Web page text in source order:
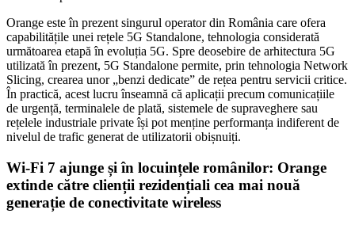
Orange este în prezent singurul operator din România care ofera
capabilitățile unei rețele 5G Standalone, tehnologia considerată
următoarea etapă în evoluția 5G. Spre deosebire de arhitectura 5G
utilizată în prezent, 5G Standalone permite, prin tehnologia Network
Slicing, crearea unor „benzi dedicate” de rețea pentru servicii critice.
În practică, acest lucru înseamnă că aplicații precum comunicațiile
de urgență, terminalele de plată, sistemele de supraveghere sau
rețelele industriale private își pot menține performanța indiferent de
nivelul de trafic generat de utilizatorii obișnuiți.
Wi-Fi 7 ajunge și în locuințele românilor: Orange
extinde către clienții rezidențiali cea mai nouă
generație de conectivitate wireless